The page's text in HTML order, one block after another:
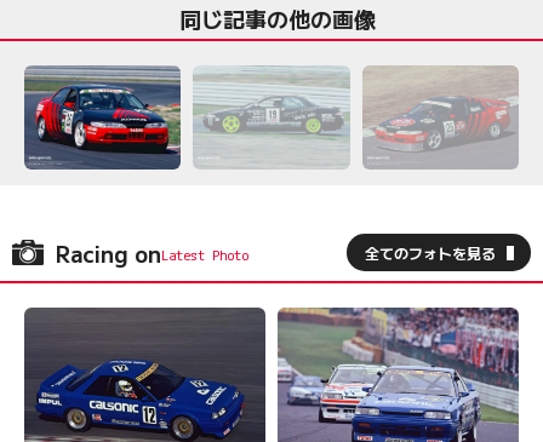
同じ記事の他の画像
Racing on 全てのフォトを見る